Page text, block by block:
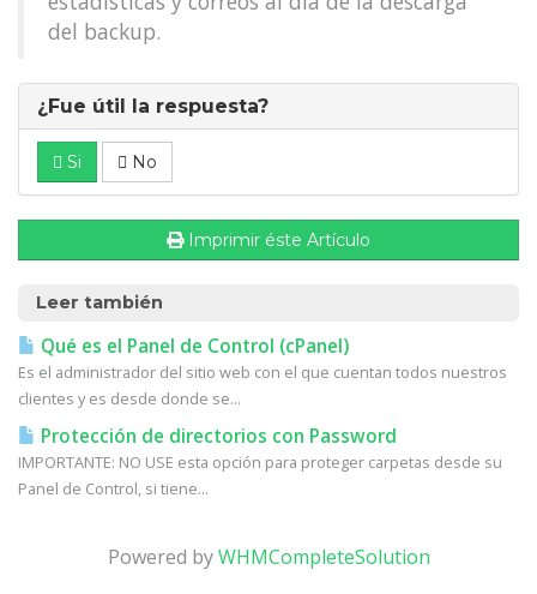
del backup.
¿Fue útil la respuesta?
Si No
Imprimir éste Artículo
Leer también
Qué es el Panel de Control (cPanel)
Es el administrador del sitio web con el que cuentan todos nuestros
clientes y es desde donde se...
Protección de directorios con Password
IMPORTANTE: NO USE esta opción para proteger carpetas desde su
Panel de Control, si tiene...
Powered byWHMCompleteSolution